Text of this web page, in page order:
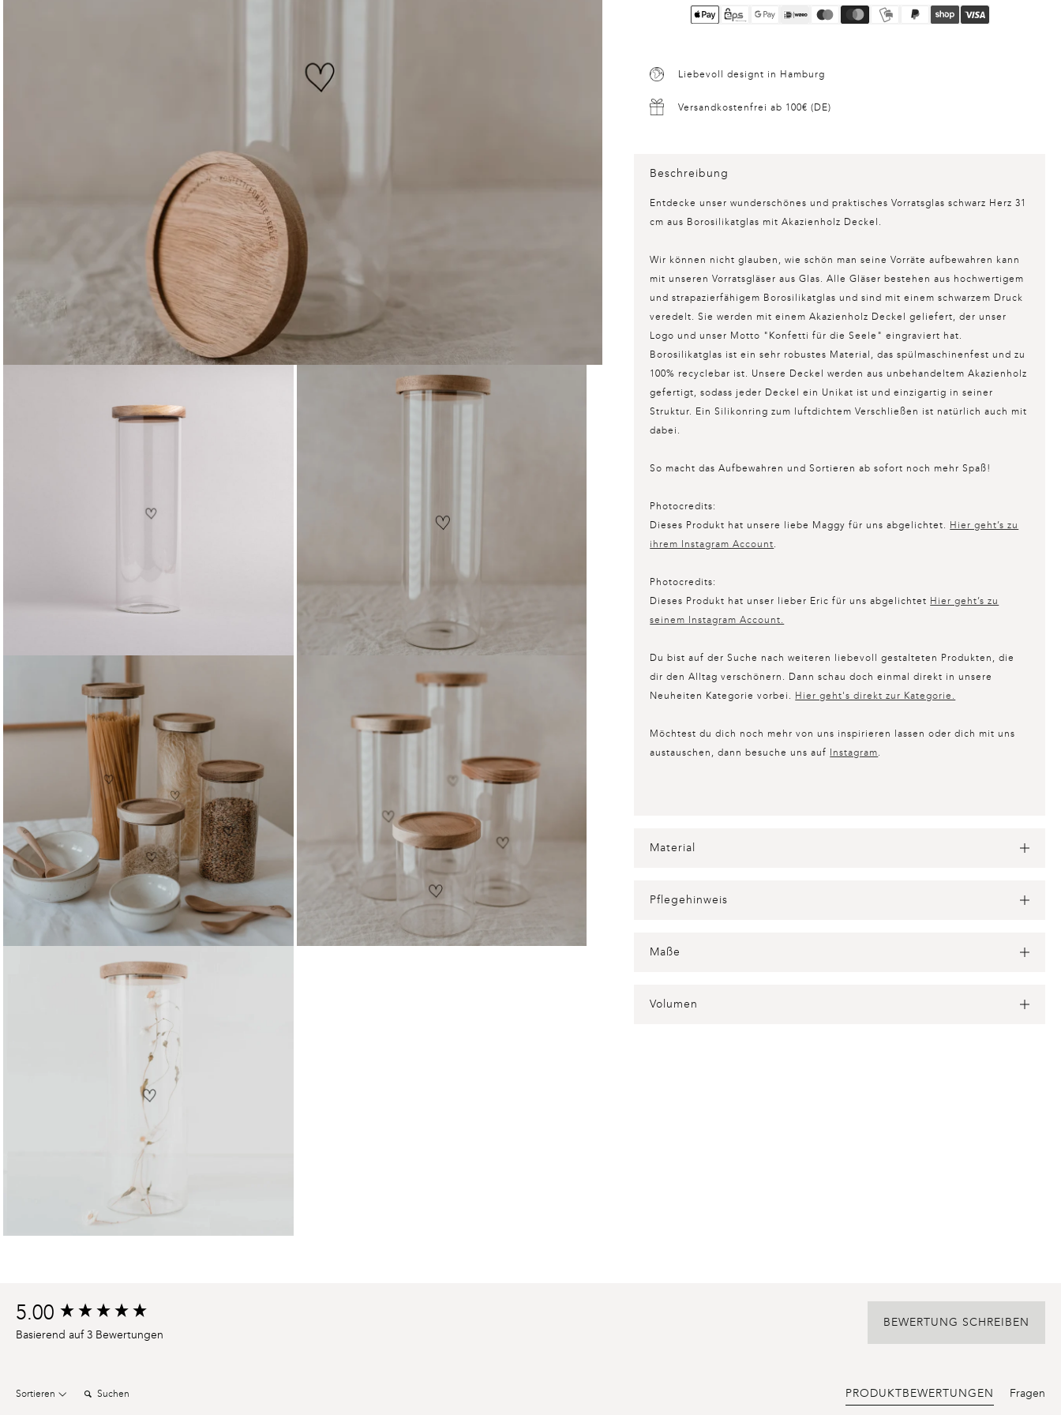
Liebevoll designt in Hamburg
Versandkostenfrei ab 100€ (DE)
Beschreibung
Entdecke unser wunderschönes und praktisches Vorratsglas schwarz Herz 31
cm aus Borosilikatglas mit Akazienholz Deckel.
Wir können nicht glauben, wie schön man seine Vorräte aufbewahren kann
mit unseren Vorratsgläser aus Glas. Alle Gläser bestehen aus hochwertigem
und strapazierfähigem Borosilikatglas und sind mit einem schwarzem Druck
veredelt. Sie werden mit einem Akazienholz Deckel geliefert, der unser
Logo und unser Motto "Konfetti für die Seele" eingraviert hat.
Borosilikatglas ist ein sehr robustes Material, das spülmaschinenfest und zu
100% recyclebar ist. Unsere Deckel werden aus unbehandeltem Akazienholz
gefertigt, sodass jeder Deckel ein Unikat ist und einzigartig in seiner
Struktur. Ein Silikonring zum luftdichtem Verschließen ist natürlich auch mit
dabei.
So macht das Aufbewahren und Sortieren ab sofort noch mehr Spaß!
Photocredits:
Dieses Produkt hat unsere liebe Maggy für uns abgelichtet. Hier geht’s zu
ihrem Instagram Account
Photocredits:
Dieses Produkt hat unser lieber Eric für uns abgelichtet Hier geht’s zu
seinem Instagram Account.
Du bist auf der Suche nach weiteren liebevoll gestalteten Produkten, die
dir den Alltag verschönern. Dann schau doch einmal direkt in unsere
Neuheiten Kategorie vorbei.
Hier geht's direkt zur Kategorie.
Möchtest du dich noch mehr von uns inspirieren lassen oder dich mit uns
austauschen, dann besuche uns auf Instagram
Material
Pflegehinweis
Maße
Volumen
reviews
5.00
Basierend auf 3 Bewertungen
BEWERTUNG SCHREIBEN
Sortieren PRODUKTBEWERTUNGEN Fragen
New content loaded